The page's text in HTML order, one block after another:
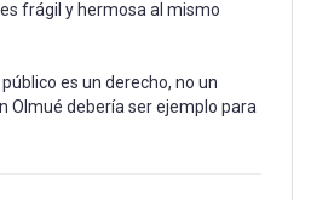
frágil y hermosa al mismo
es un derecho, no un
Olmué debería ser ejemplo para